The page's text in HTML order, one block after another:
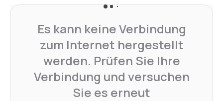
Es kann keine Verbindung
zum Internet hergestellt
werden. Prüfen Sie Ihre
Verbindung und versuchen
Sie es erneut